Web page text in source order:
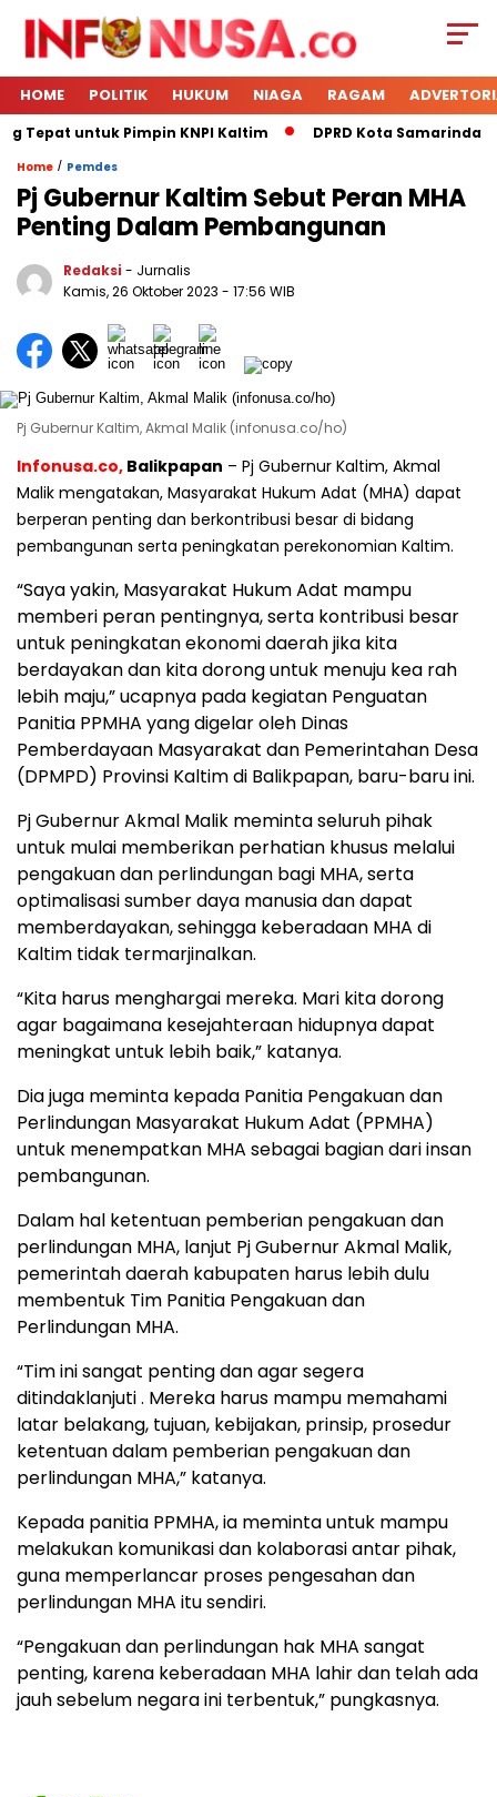
HOME POLITIK HUKUM NIAGA RAGAM
Tepat untuk Pimpin KNPI Kaltim DPRD Kota Samarinda
Home / Pemdes
Pj Gubernur Kaltim Sebut Peran MHA
Penting Dalam Pembangunan
Redaksi - Jurnalis
Kamis, 26 Oktober 2023 - 17:56 WIB
Pj Gubernur Kaltim, Akmal Malik (infonusa.co/ho)
Infonusa.co, Balikpapan – Pj Gubernur Kaltim, Akmal
Malik mengatakan, Masyarakat Hukum Adat (MHA) dapat
berperan penting dan berkontribusi besar di bidang
pembangunan serta peningkatan perekonomian Kaltim.
“Saya yakin, Masyarakat Hukum Adat mampu
memberi peran pentingnya, serta kontribusi besar
untuk peningkatan ekonomi daerah jika kita
berdayakan dan kita dorong untuk menuju kea rah
lebih maju,” ucapnya pada kegiatan Penguatan
Panitia PPMHA yang digelar oleh Dinas
Pemberdayaan Masyarakat dan Pemerintahan Desa
(DPMPD) Provinsi Kaltim di Balikpapan, baru-baru ini.
Pj Gubernur Akmal Malik meminta seluruh pihak
untuk mulai memberikan perhatian khusus melalui
pengakuan dan perlindungan bagi MHA, serta
optimalisasi sumber daya manusia dan dapat
memberdayakan, sehingga keberadaan MHA di
Kaltim tidak termarjinalkan.
“Kita harus menghargai mereka. Mari kita dorong
agar bagaimana kesejahteraan hidupnya dapat
meningkat untuk lebih baik,” katanya.
Dia juga meminta kepada Panitia Pengakuan dan
Perlindungan Masyarakat Hukum Adat (PPMHA)
untuk menempatkan MHA sebagai bagian dari insan
pembangunan.
Dalam hal ketentuan pemberian pengakuan dan
perlindungan MHA, lanjut Pj Gubernur Akmal Malik,
pemerintah daerah kabupaten harus lebih dulu
membentuk Tim Panitia Pengakuan dan
Perlindungan MHA.
“Tim ini sangat penting dan agar segera
ditindaklanjuti . Mereka harus mampu memahami
latar belakang, tujuan, kebijakan, prinsip, prosedur
ketentuan dalam pemberian pengakuan dan
perlindungan MHA,” katanya.
Kepada panitia PPMHA, ia meminta untuk mampu
melakukan komunikasi dan kolaborasi antar pihak,
guna memperlancar proses pengesahan dan
perlindungan MHA itu sendiri.
“Pengakuan dan perlindungan hak MHA sangat
penting, karena keberadaan MHA lahir dan telah ada
jauh sebelum negara ini terbentuk,” pungkasnya.